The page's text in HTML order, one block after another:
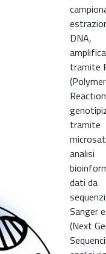
DNA,
tramite
tramite
analisi
dati da
Sanger
(Next